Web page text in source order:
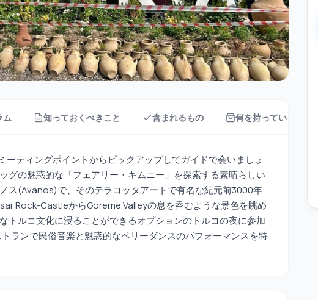
ム 知っておくべきこと 含まれるもの 何を持っていく？
ーティングポイントからピックアップしてガイドで会いましょ
グの魅惑的な「フェアリー・キムニー」を探索する素晴らしい
ス(Avanos)で、そのテラコッタアートで有名な紀元前3000年
Rock-CastleからGoreme Valleyの息を呑むような景色を眺め
トルコ文化に浸ることができるオプションのトルコの夜に参加
ランで民俗音楽と魅惑的なベリーダンスのパフォーマンスを特